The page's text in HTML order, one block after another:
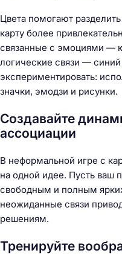
Цвета помогают
карту более
связанные с эмоциями —
логические связи —
экспериментировать:
значки, эмодзи и рисунки.
Создавайте
ассоциации
В неформальной игре с
на одной идее. Пусть ваш
свободным и полным
неожиданные связи
решениям.
Тренируйте